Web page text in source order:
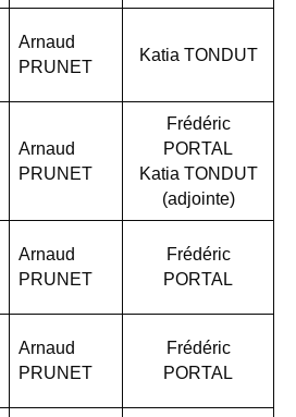
Arnaud
PRUNET
Katia TONDUT
Arnaud
PRUNET
Frédéric
PORTAL
Katia TONDUT
(adjointe)
Arnaud
PRUNET
Frédéric
PORTAL
Arnaud
PRUNET
Frédéric
PORTAL